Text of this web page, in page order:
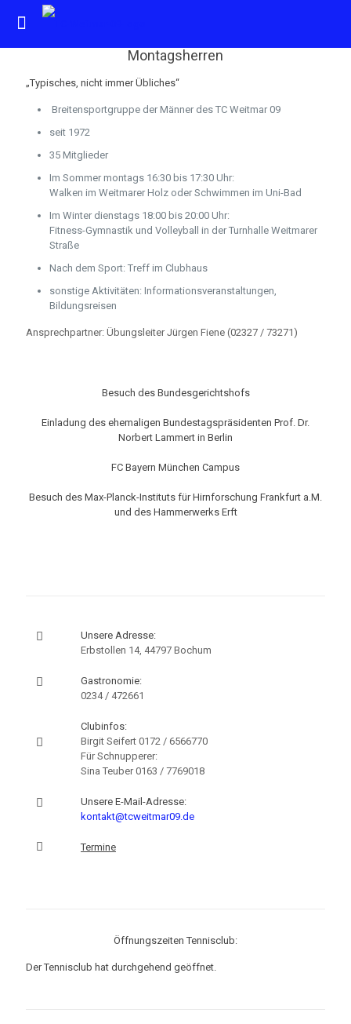
Montagsherren
„Typisches, nicht immer Übliches“
Breitensportgruppe der Männer des TC Weitmar 09
seit 1972
35 Mitglieder
Im Sommer montags 16:30 bis 17:30 Uhr:
Walken im Weitmarer Holz oder Schwimmen im Uni-Bad
Im Winter dienstags 18:00 bis 20:00 Uhr:
Fitness-Gymnastik und Volleyball in der Turnhalle Weitmarer
Straße
Nach dem Sport: Treff im Clubhaus
sonstige Aktivitäten: Informationsveranstaltungen,
Bildungsreisen
Ansprechpartner: Übungsleiter Jürgen Fiene (02327 / 73271)
Besuch des Bundesgerichtshofs
Einladung des ehemaligen Bundestagspräsidenten Prof. Dr.
Norbert Lammert in Berlin
FC Bayern München Campus
Besuch des Max-Planck-Instituts für Hirnforschung Frankfurt a.M.
und des Hammerwerks Erft
Unsere Adresse:
Erbstollen 14, 44797 Bochum
Gastronomie:
0234 / 472661
Clubinfos:
Birgit Seifert 0172 / 6566770
Für Schnupperer:
Sina Teuber0163 / 7769018
Unsere E-Mail-Adresse:
kontakt@tcweitmar09.de
Termine
Öffnungszeiten Tennisclub:
Der Tennisclub hat durchgehend geöffnet.